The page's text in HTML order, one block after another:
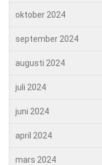
oktober 2024
september 2024
augusti 2024
juli 2024
juni 2024
april 2024
mars 2024